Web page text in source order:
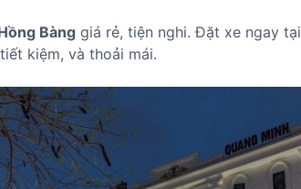
Bàng giá rẻ, tiện nghi. Đặt xe ngay tại
kiệm, và thoải mái.